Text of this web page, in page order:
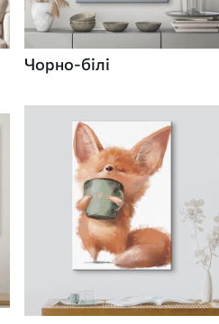
Чорно-білі